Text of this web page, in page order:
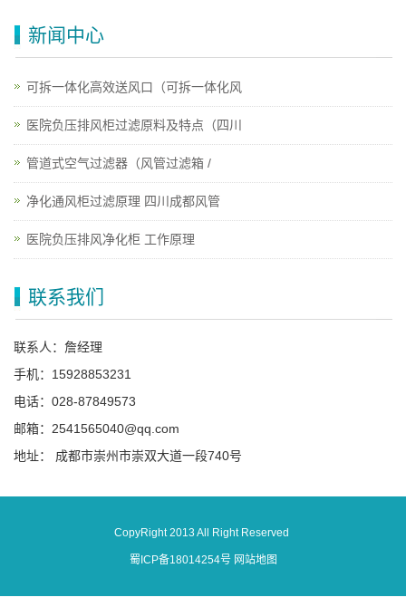
新闻中心
可拆一体化高效送风口（可拆一体化风
医院负压排风柜过滤原料及特点（四川
管道式空气过滤器（风管过滤箱 /
净化通风柜过滤原理 四川成都风管
医院负压排风净化柜 工作原理
联系我们
联系人：詹经理
手机：15928853231
电话：028-87849573
邮箱：2541565040@qq.com
地址： 成都市崇州市崇双大道一段740号
CopyRight 2013 All Right Reserved
蜀ICP备18014254号 网站地图